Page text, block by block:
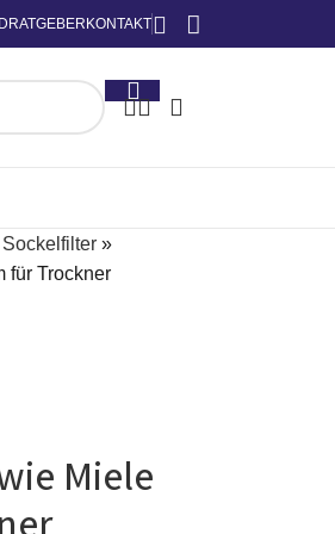
RATGEBER KONTAKT
Sockelfilter»
für Trockner
Miele